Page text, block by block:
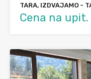
TARA, IZDVAJAMO -
Cena na upit.